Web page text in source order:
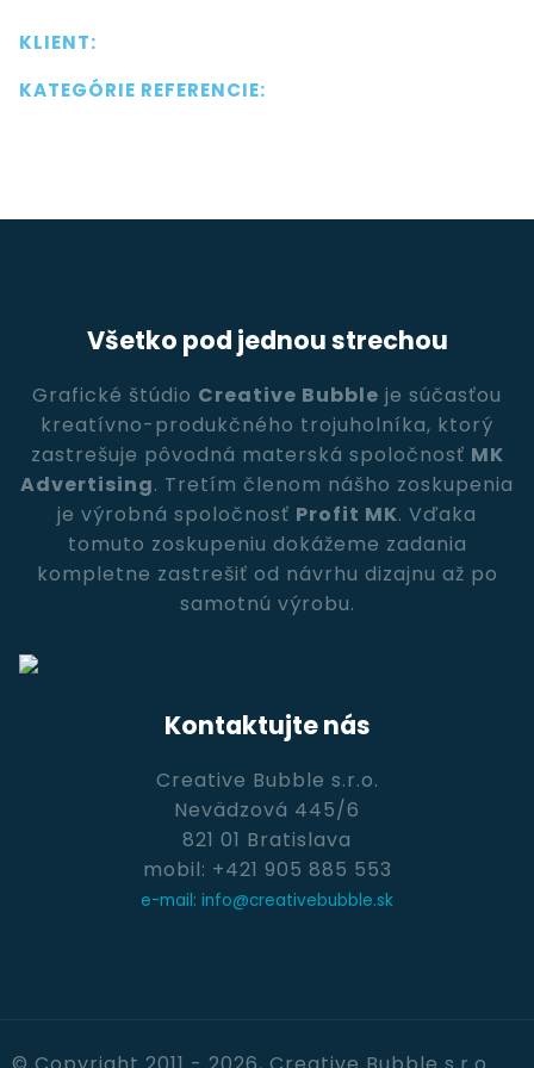
KLIENT:
KATEGÓRIE REFERENCIE:
Všetko pod jednou strechou
Grafické štúdio Creative Bubble je súčasťou
kreatívno-produkčného trojuholníka, ktorý
zastrešuje pôvodná materská spoločnosť MK
Advertising. Tretím členom nášho zoskupenia
je výrobná spoločnosť Profit MK. Vďaka
tomuto zoskupeniu dokážeme zadania
kompletne zastrešiť od návrhu dizajnu až po
samotnú výrobu.
Kontaktujte nás
Creative Bubble s.r.o.
Nevädzová 445/6
821 01 Bratislava
mobil: +421 905 885 553
e-mail: info@creativebubble.sk